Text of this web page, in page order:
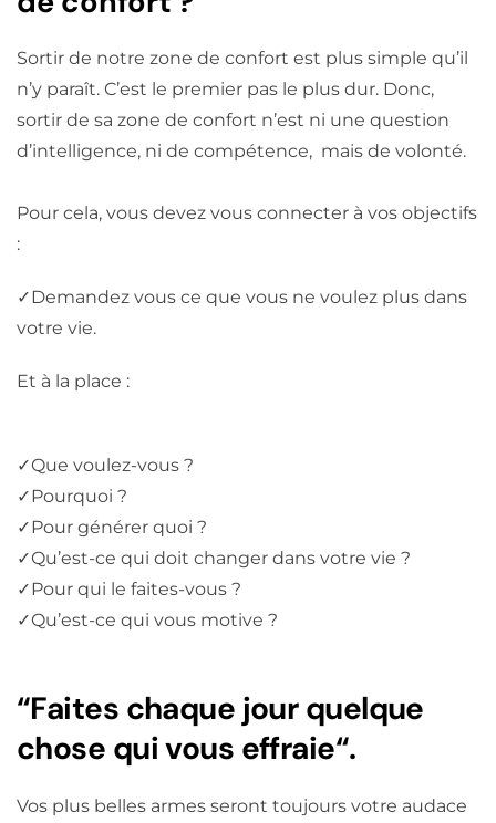
Sortir de notre zone de confort est plus simple qu’il
n’y paraît. C’est le premier pas le plus dur. Donc,
sortir de sa zone de confort n’est ni une question
d’intelligence, ni de compétence, mais de volonté.
Pour cela, vous devez vous connecter à vos objectifs
:
✓Demandez vous ce que vous ne voulez plus dans
votre vie.
Et à la place :
✓Que voulez-vous ?
✓Pourquoi ?
✓Pour générer quoi ?
✓Qu’est-ce qui doit changer dans votre vie ?
✓Pour qui le faites-vous ?
✓Qu’est-ce qui vous motive ?
“Faites chaque jour quelque
chose qui vous effraie“.
Vos plus belles armes seront toujours votre audace